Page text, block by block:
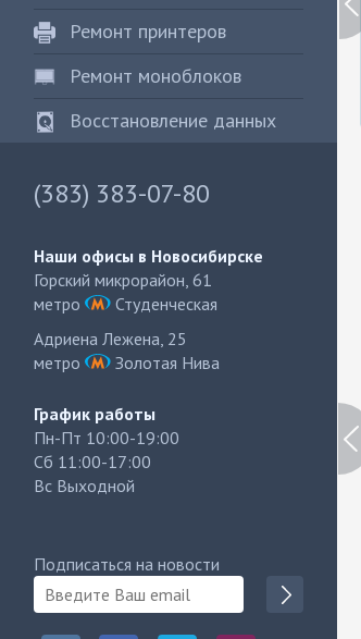
Ремонт принтеров
Ремонт моноблоков
Восстановление данных
(383) 383-07-80
Наши офисы в Новосибирске
Горский микрорайон, 61
метро
Студенческая
Адриена Лежена, 25
метро
Золотая Нива
График работы
Пн-Пт 10:00-19:00
Сб 11:00-17:00
Вс Выходной
Подписаться на новости
диагностика
Мы берем оплату только за
БЕСПЛАТНОЙ